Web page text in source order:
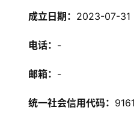
成立日期： 2023-07-31
电话： -
邮箱： -
统一社会信用代码：